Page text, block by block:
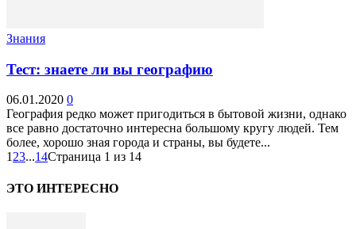
Знания
Тест: знаете ли вы географию
06.01.2020 0
География редко может пригодиться в бытовой жизни, однако
все равно достаточно интересна большому кругу людей. Тем
более, хорошо зная города и страны, вы будете...
1 23...14Страница 1 из 14
ЭТО ИНТЕРЕСНО